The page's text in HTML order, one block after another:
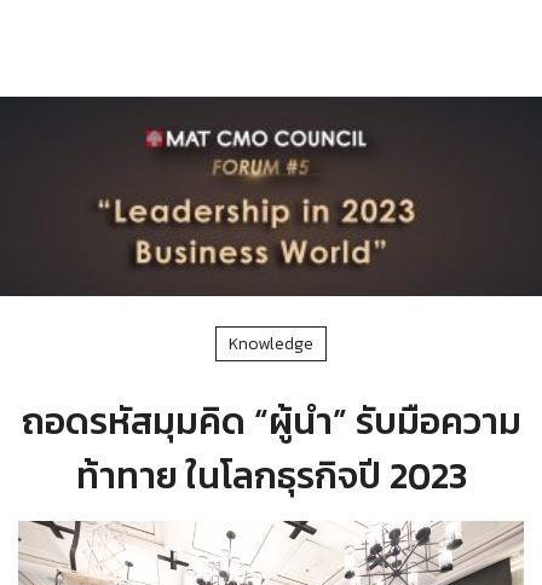
Knowledge
ถอดรหัสมุมคิด “ผู้นำ” รับมือความ
ท้าทาย ในโลกธุรกิจปี 2023